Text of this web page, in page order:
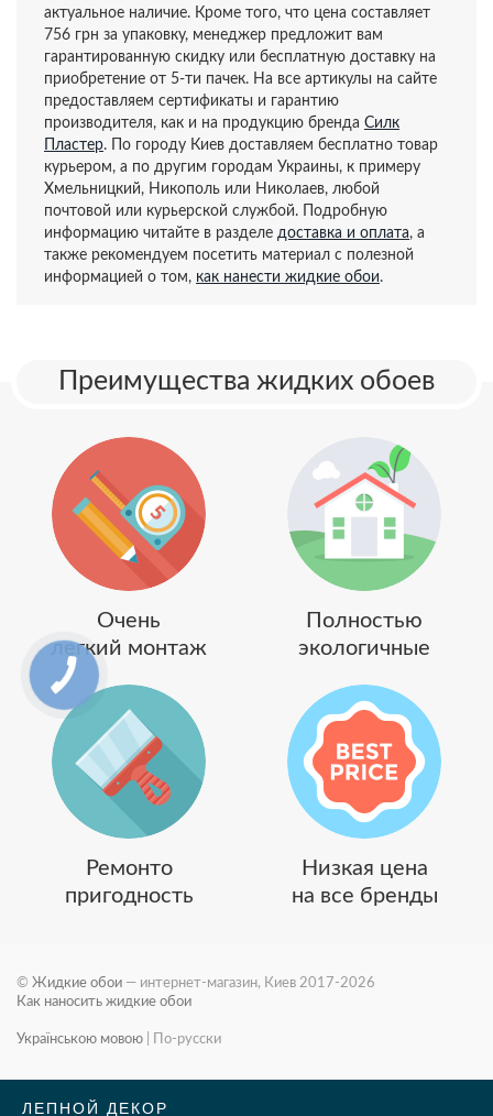
актуальное наличие. Кроме того, что цена составляет
756 грн за упаковку, менеджер предложит вам
гарантированную скидку или бесплатную доставку на
приобретение от 5-ти пачек. На все артикулы на сайте
предоставляем сертификаты и гарантию
производителя, как и на продукцию бренда Силк
Пластер. По городу Киев доставляем бесплатно товар
курьером, а по другим городам Украины, к примеру
Хмельницкий, Никополь или Николаев, любой
почтовой или курьерской службой. Подробную
информацию читайте в разделе доставка и оплата, а
также рекомендуем посетить материал с полезной
информацией о том, как нанести жидкие обои.
Преимущества жидких обоев
Очень
легкий монтаж
Полностью
экологичные
Ремонто
пригодность
Низкая цена
на все бренды
© Жидкие обои — интернет-магазин, Киев 2017-2026
Как наносить жидкие обои
Українською мовою По-русски
ЛЕПНОЙ ДЕКОР